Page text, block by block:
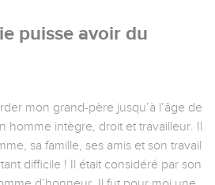
puisse avoir du
mon grand-père jusqu’à l’âge de
homme intègre, droit et travailleur. Il
sa famille, ses amis et son travail
difficile ! Il était considéré par son